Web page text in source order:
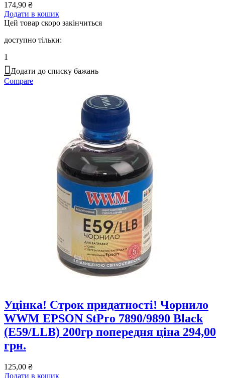
174,90 ₴
Додати в кошик
Цей товар скоро закінчиться
доступно тільки:
1
Додати до списку бажань
Compare
Уцінка! Строк придатності! Чорнило
WWM EPSON StPro 7890/9890 Black
(E59/LLB) 200гр попередня ціна 294,00
грн.
125,00 ₴
Додати в кошик